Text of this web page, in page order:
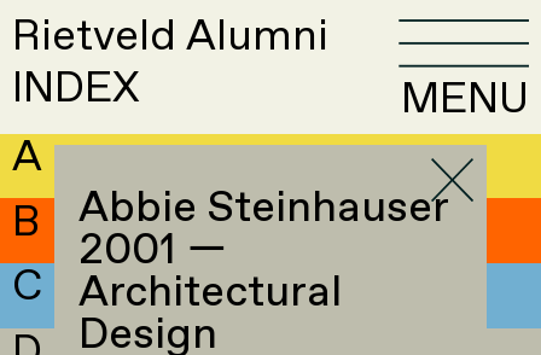
Rietveld Alumni
INDEX
MENU
A
B
C
Abbie Steinhauser
2001 —
Architectural
Design